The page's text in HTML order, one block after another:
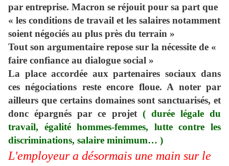
par entreprise. Macron se réjouit pour sa part que
« les conditions de travail et les salaires notamment
soient négociés au plus près du terrain »
Tout son argumentaire repose sur la nécessite de «
faire confiance au dialogue social »
La place accordée aux partenaires sociaux dans
ces négociations reste encore floue. A noter par
ailleurs que certains domaines sont sanctuarisés, et
donc épargnés par ce projet ( durée légale du
travail, égalité hommes-femmes, lutte contre les
discriminations, salaire minimum… )
L'employeur a désormais une main sur le